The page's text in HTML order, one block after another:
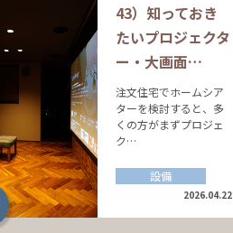
43）知っておき
たいプロジェクタ
ー・大画面…
注文住宅でホームシア
ターを検討すると、多
くの方がまずプロジェ
ク…
設備
2026.04.22